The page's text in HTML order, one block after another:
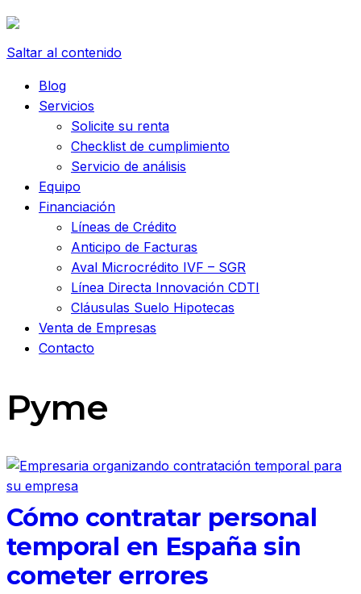
Saltar al contenido
Blog
Servicios
Solicite su renta
Checklist de cumplimiento
Servicio de análisis
Equipo
Financiación
Líneas de Crédito
Anticipo de Facturas
Aval Microcrédito IVF – SGR
Línea Directa Innovación CDTI
Cláusulas Suelo Hipotecas
Venta de Empresas
Contacto
Pyme
Cómo contratar personal
temporal en España sin
cometer errores